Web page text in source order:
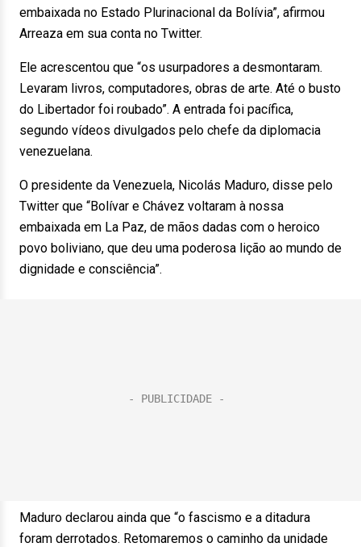
embaixada no Estado Plurinacional da Bolívia”, afirmou
Arreaza em sua conta no Twitter.
Ele acrescentou que “os usurpadores a desmontaram.
Levaram livros, computadores, obras de arte. Até o busto
do Libertador foi roubado”. A entrada foi pacífica,
segundo vídeos divulgados pelo chefe da diplomacia
venezuelana.
O presidente da Venezuela, Nicolás Maduro, disse pelo
Twitter que “Bolívar e Chávez voltaram à nossa
embaixada em La Paz, de mãos dadas com o heroico
povo boliviano, que deu uma poderosa lição ao mundo de
dignidade e consciência”.
Maduro declarou ainda que “o fascismo e a ditadura
foram derrotados. Retomaremos o caminho da unidade